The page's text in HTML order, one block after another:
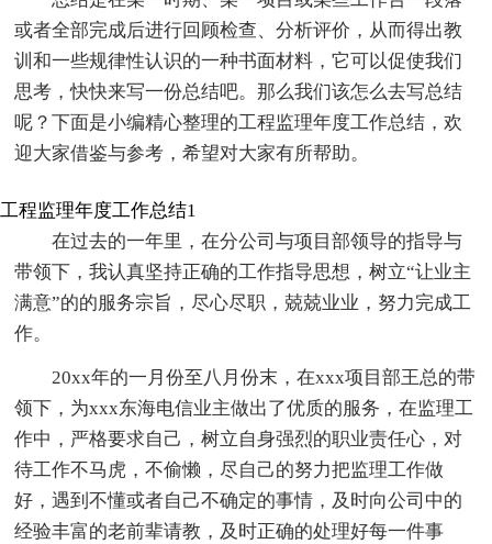
或者全部完成后进行回顾检查、分析评价，从而得出教
训和一些规律性认识的一种书面材料，它可以促使我们
思考，快快来写一份总结吧。那么我们该怎么去写总结
呢？下面是小编精心整理的工程监理年度工作总结，欢
迎大家借鉴与参考，希望对大家有所帮助。
工程监理年度工作总结1
在过去的一年里，在分公司与项目部领导的指导与
带领下，我认真坚持正确的工作指导思想，树立“让业主
满意”的的服务宗旨，尽心尽职，兢兢业业，努力完成工
作。
20xx年的一月份至八月份末，在xxx项目部王总的带
领下，为xxx东海电信业主做出了优质的服务，在监理工
作中，严格要求自己，树立自身强烈的职业责任心，对
待工作不马虎，不偷懒，尽自己的努力把监理工作做
好，遇到不懂或者自己不确定的事情，及时向公司中的
经验丰富的老前辈请教，及时正确的处理好每一件事